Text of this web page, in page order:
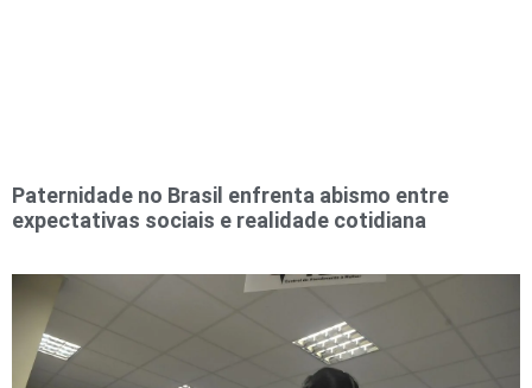
Paternidade no Brasil enfrenta abismo entre
expectativas sociais e realidade cotidiana